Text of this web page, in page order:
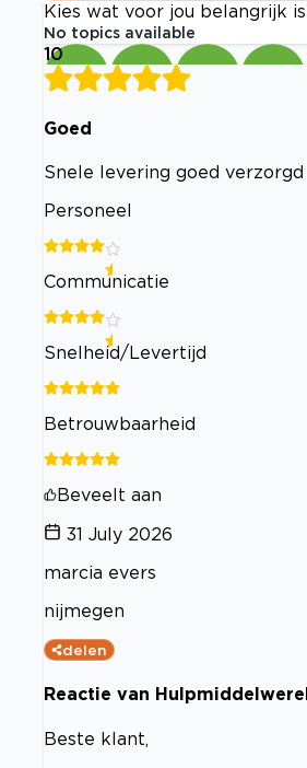
Kies wat voor jou belangrijk is
No topics available
10
Goed
Snele levering goed verzorgd
Personeel
Communicatie
Snelheid/Levertijd
Betrouwbaarheid
Beveelt aan
31 July 2026
marcia evers
nijmegen
delen
Reactie van
Beste klant,